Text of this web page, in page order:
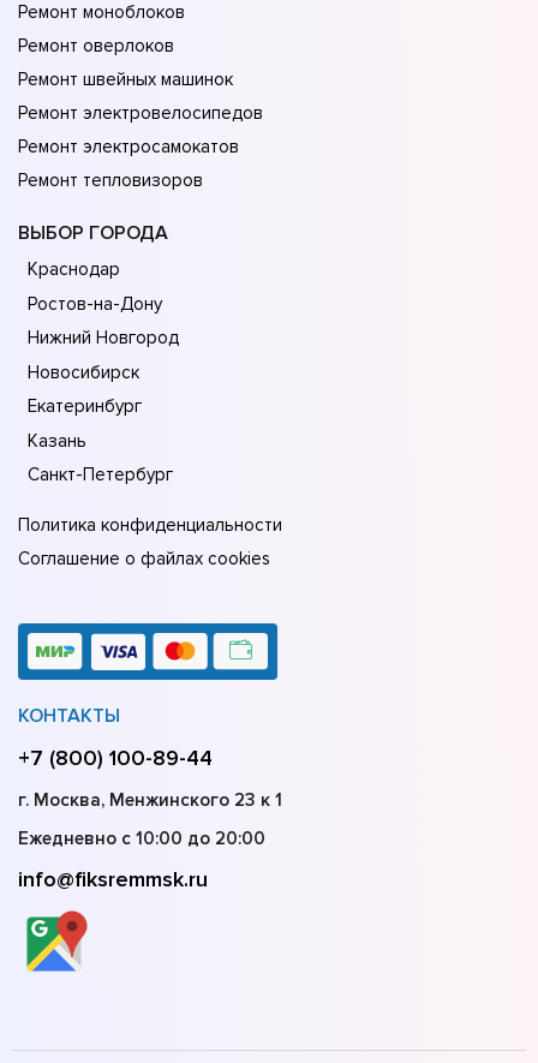
Ремонт моноблоков
Ремонт оверлоков
Ремонт швейных машинок
Ремонт электровелосипедов
Ремонт электросамокатов
Ремонт тепловизоров
ВЫБОР ГОРОДА
Краснодар
Ростов-на-Дону
Нижний Новгород
Новосибирск
Екатеринбург
Казань
Санкт-Петербург
Политика конфиденциальности
Соглашение о файлах cookies
КОНТАКТЫ
+7 (800) 100-89-44
г. Москва, Менжинского 23 к 1
Ежедневно с 10:00 до 20:00
info@fiksremmsk.ru